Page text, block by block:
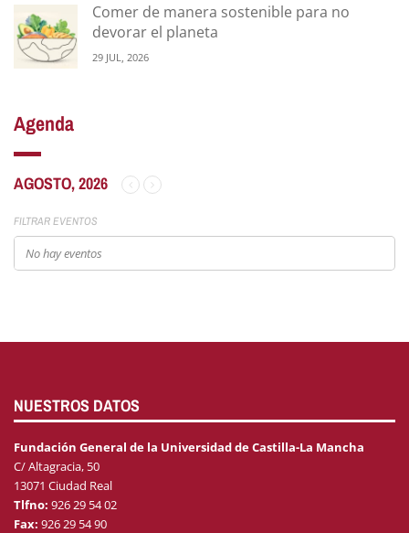
Comer de manera sostenible para no
devorar el planeta
29 JUL, 2026
Agenda
AGOSTO, 2026
FILTRAR EVENTOS
No hay eventos
NUESTROS DATOS
Fundación General de la Universidad de Castilla-La Mancha
C/ Altagracia, 50
13071 Ciudad Real
Tlfno: 926 29 54 02
Fax: 926 29 54 90